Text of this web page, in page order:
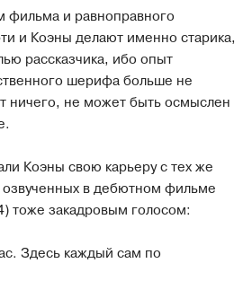
фильма и равноправного
и Коэны делают именно старика,
рассказчика, ибо опыт
шерифа больше не
ничего, не может быть осмыслен
Коэны свою карьеру с тех же
озвученных в дебютном фильме
тоже закадровым голосом:
Здесь каждый сам по